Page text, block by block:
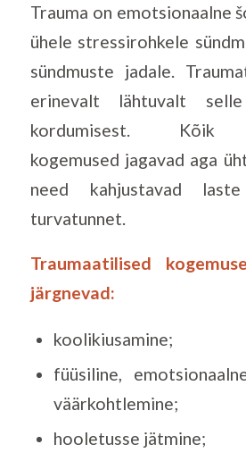
Trauma on emotsionaalne
ühele stressirohkele
sündmuste jadale.
erinevalt lähtuvalt
kordumisest. Kõik
kogemused jagavad aga
need kahjustavad
turvatunnet.
Traumaatilised
järgnevad:
koolikiusamine;
füüsiline,
väärkohtlemine;
hooletusse jätmine;